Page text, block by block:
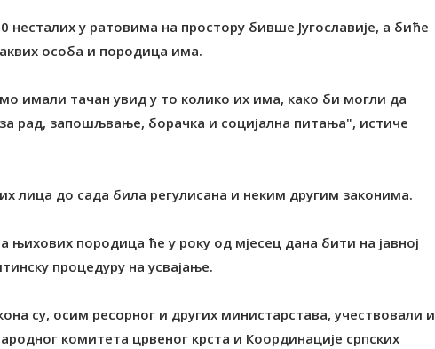
у ратовима на простору бивше Југославије, а биће
особа и породица има.
имали тачан увид у то колико их има, како би могли да
рад, запошљвање, борачка и социјална питања", истиче
лица до сада била регулисана и неким другим законима.
породица ће у року од мјесец дана бити на јавној
процедуру на усвајање.
су, осим ресорног и других министарстава, учествовали и
комитета црвеног крста и Координације српских